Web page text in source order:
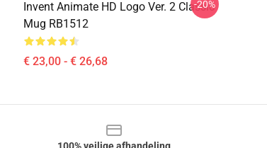
Invent Animate HD Logo Ver. 2 Classic
Mug RB1512
€ 23,00 - € 26,68
-20%